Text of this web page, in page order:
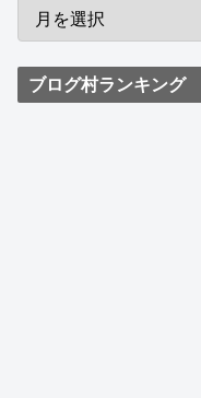
ブログ村ランキング